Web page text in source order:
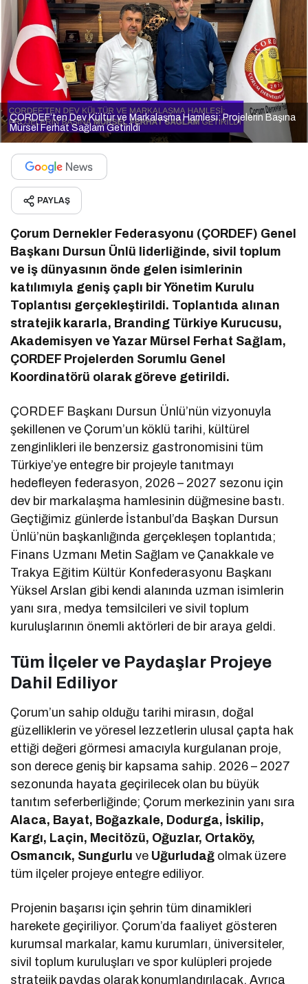
ÇORDEF’ten Dev Kültür ve Markalaşma Hamlesi: Projelerin Başına
Mürsel Ferhat Sağlam Getirildi
PAYLAŞ
Çorum Dernekler Federasyonu (ÇORDEF) Genel
Başkanı Dursun Ünlü liderliğinde, sivil toplum
ve iş dünyasının önde gelen isimlerinin
katılımıyla geniş çaplı bir Yönetim Kurulu
Toplantısı gerçekleştirildi. Toplantıda alınan
stratejik kararla, Branding Türkiye Kurucusu,
Akademisyen ve Yazar Mürsel Ferhat Sağlam,
ÇORDEF Projelerden Sorumlu Genel
Koordinatörü olarak göreve getirildi.
ÇORDEF Başkanı Dursun Ünlü’nün vizyonuyla
şekillenen ve Çorum’un köklü tarihi, kültürel
zenginlikleri ile benzersiz gastronomisini tüm
Türkiye’ye entegre bir projeyle tanıtmayı
hedefleyen federasyon, 2026 – 2027 sezonu için
dev bir markalaşma hamlesinin düğmesine bastı.
Geçtiğimiz günlerde İstanbul’da Başkan Dursun
Ünlü’nün başkanlığında gerçekleşen toplantıda;
Finans Uzmanı Metin Sağlam ve Çanakkale ve
Trakya Eğitim Kültür Konfederasyonu Başkanı
Yüksel Arslan gibi kendi alanında uzman isimlerin
yanı sıra, medya temsilcileri ve sivil toplum
kuruluşlarının önemli aktörleri de bir araya geldi.
Tüm İlçeler ve Paydaşlar Projeye
Dahil Ediliyor
Çorum’un sahip olduğu tarihi mirasın, doğal
güzelliklerin ve yöresel lezzetlerin ulusal çapta hak
ettiği değeri görmesi amacıyla kurgulanan proje,
son derece geniş bir kapsama sahip. 2026 – 2027
sezonunda hayata geçirilecek olan bu büyük
tanıtım seferberliğinde; Çorum merkezinin yanı sıra
Alaca, Bayat, Boğazkale, Dodurga, İskilip,
Kargı, Laçin, Mecitözü, Oğuzlar, Ortaköy,
Osmancık, Sungurlu ve Uğurludağ olmak üzere
tüm ilçeler projeye entegre ediliyor.
Projenin başarısı için şehrin tüm dinamikleri
harekete geçiriliyor. Çorum’da faaliyet gösteren
kurumsal markalar, kamu kurumları, üniversiteler,
sivil toplum kuruluşları ve spor kulüpleri projede
stratejik paydaş olarak konumlandırılacak. Ayrıca